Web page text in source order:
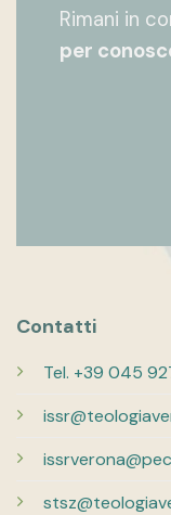
Rimani in
per
Contatti
Tel. +39 045